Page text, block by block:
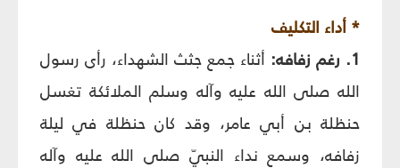
* أداء التكليف
1. رغم زفافه:
أثناء جمع جثث الشهداء، رأى رسول
الله صلى الله عليه وآله وسلم الملائكة تغسل
حنظلة بن أبي عامر، وقد كان حنظلة في ليلة
زفافه، وسمع نداء النبيّ صلى الله عليه وآله